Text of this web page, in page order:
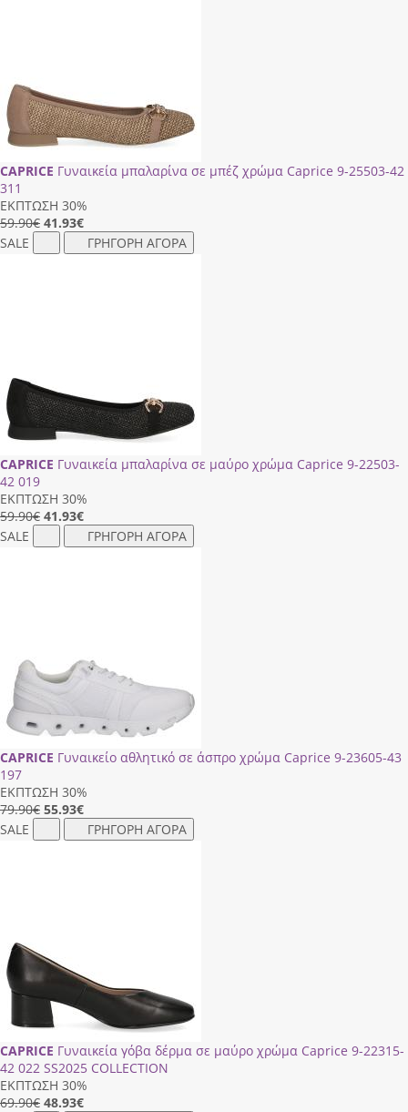
CAPRICE Γυναικεία μπαλαρίνα σε μπέζ χρώμα Caprice 9-25503-42
311
ΕΚΠΤΩΣΗ 30%
59.90€ 41.93€
SALE
ΓΡΗΓΟΡΗ ΑΓΟΡΑ
CAPRICE Γυναικεία μπαλαρίνα σε μαύρο χρώμα Caprice 9-22503-
42 019
ΕΚΠΤΩΣΗ 30%
59.90€ 41.93€
SALE
ΓΡΗΓΟΡΗ ΑΓΟΡΑ
CAPRICE Γυναικείο αθλητικό σε άσπρο χρώμα Caprice 9-23605-43
197
ΕΚΠΤΩΣΗ 30%
79.90€ 55.93€
SALE
ΓΡΗΓΟΡΗ ΑΓΟΡΑ
CAPRICE Γυναικεία γόβα δέρμα σε μαύρο χρώμα Caprice 9-22315-
42 022 SS2025 COLLECTION
ΕΚΠΤΩΣΗ 30%
69.90€ 48.93€